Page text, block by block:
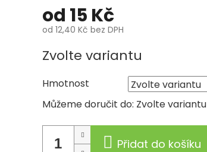
od 15 Kč
od 12,40 Kč bez DPH
Měrná
cena:
Zvolte variantu
Hmotnost
Můžeme doručit do: Zvolte variantu
Přidat do košíku